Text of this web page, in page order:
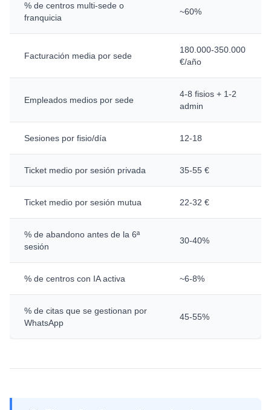
% de centros multi-sede o
franquicia
~60%
Facturación media por sede
180.000-350.000
€/año
Empleados medios por sede
4-8 fisios + 1-2
admin
Sesiones por fisio/día 12-18
Ticket medio por sesión privada 35-55 €
Ticket medio por sesión mutua 22-32 €
% de abandono antes de la 6ª
sesión
30-40%
% de centros con IA activa ~6-8%
% de citas que se gestionan por
WhatsApp
45-55%